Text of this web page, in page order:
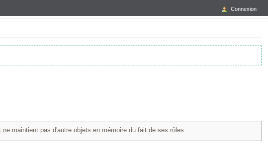
maintient pas d'autre objets en mémoire du fait de ses rôles.
Connexion